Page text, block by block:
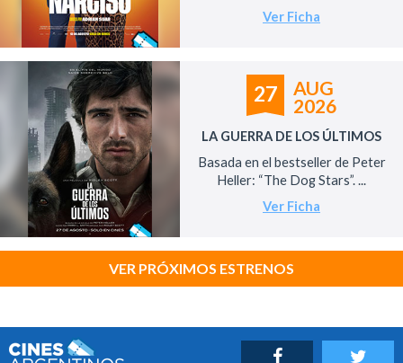
Ver Ficha
27
AUG
2026
LA GUERRA DE LOS ÚLTIMOS
Basada en el bestseller de Peter
Heller: “The Dog Stars”. ...
Ver Ficha
VER PRÓXIMOS ESTRENOS